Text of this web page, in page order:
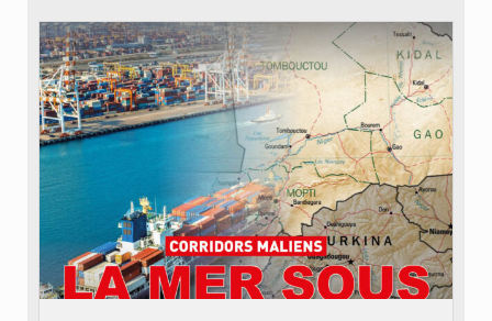
© JDM